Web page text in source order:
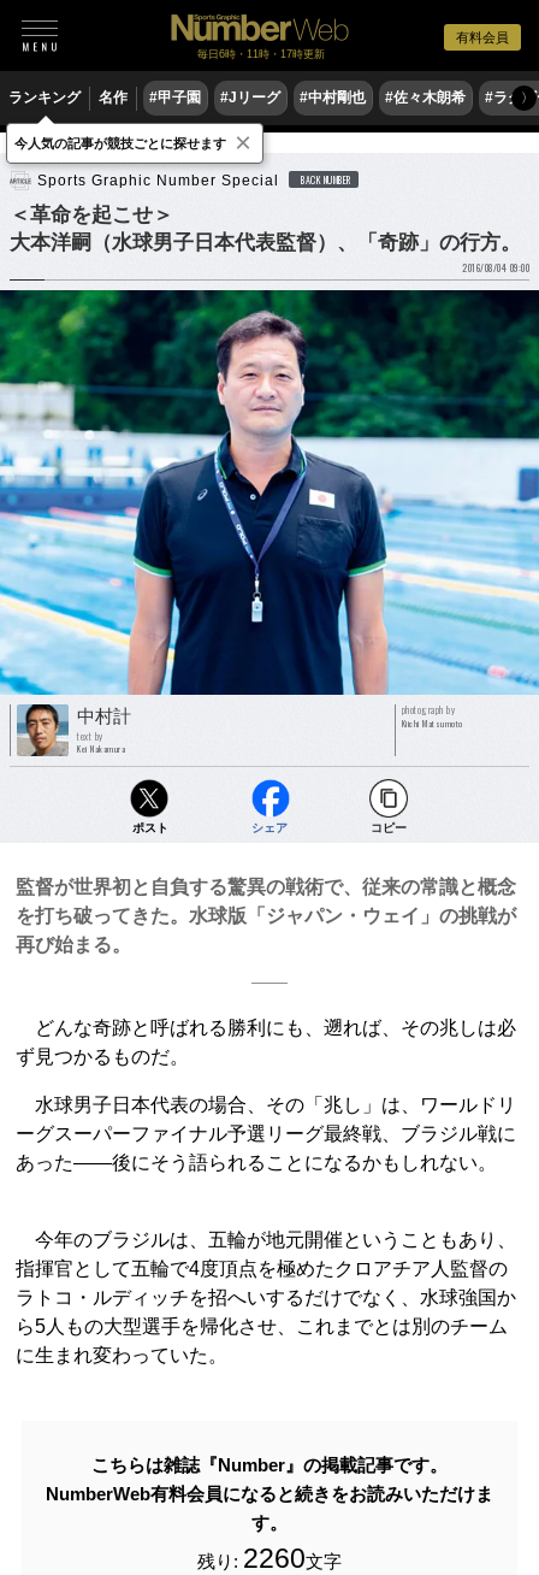
有料会員
毎日6時・11時・17時更新
ランキング 名作 #甲子園 #Jリーグ #中村剛也 #佐々木朗希 #ラグ〉
水泳 水球
Sports Graphic Number Special BACK NUMBER
＜革命を起こせ＞
大本洋嗣（水球男子日本代表監督）、「奇跡」の行方。
2016/08/04 09:00
中村計
text by
Kei Nakamura
photograph by
Kiichi Matsumoto
ポスト シェア コピー
監督が世界初と自負する驚異の戦術で、従来の常識と概念
を打ち破ってきた。水球版「ジャパン・ウェイ」の挑戦が
再び始まる。
どんな奇跡と呼ばれる勝利にも、遡れば、その兆しは必
ず見つかるものだ。
水球男子日本代表の場合、その「兆し」は、ワールドリ
ーグスーパーファイナル予選リーグ最終戦、ブラジル戦に
あった――後にそう語られることになるかもしれない。
今年のブラジルは、五輪が地元開催ということもあり、
指揮官として五輪で4度頂点を極めたクロアチア人監督の
ラトコ・ルディッチを招へいするだけでなく、水球強国か
ら5人もの大型選手を帰化させ、これまでとは別のチーム
に生まれ変わっていた。
こちらは雑誌『Number』の掲載記事です。
NumberWeb有料会員になると続きをお読みいただけま
す。
残り: 2260文字
今人気の記事が競技ごとに探せます ×